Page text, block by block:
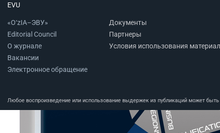
EVU
«O‘zIA–ЭВУ»
Editorial Council
О журнале
Вакансии
Электронное обращение
Документы
Партнеры
Условия использования
Любое воспроизведение или использование выдержек из публикаций может